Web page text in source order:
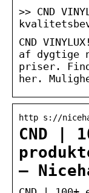
>> CND
CND
af dygtige
priser.
her.
http s://
CND |
–